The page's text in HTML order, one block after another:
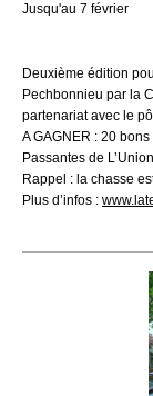
Jusqu'au 7 février
Deuxième édition
Pechbonnieu par la
partenariat avec le
A GAGNER : 20
Passantes de
Rappel : la chasse
Plus d’infos :